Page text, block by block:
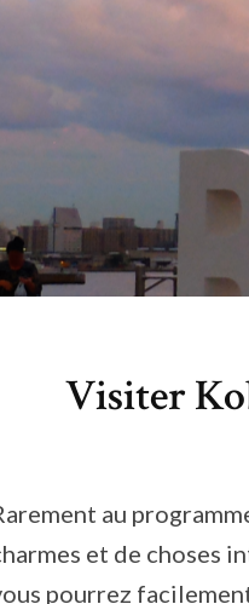
Visiter
au
et de choses
pourrez